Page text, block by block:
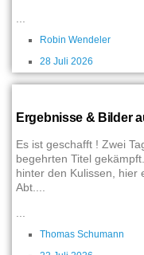
Robin Wendeler
28 Juli 2026
Ergebnisse & Bilder
Es ist geschafft ! Zwei
begehrten Titel
hinter den Kulissen, hier
Abt....
Thomas Schumann